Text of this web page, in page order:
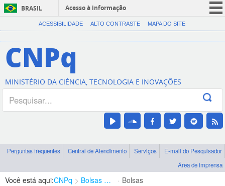
BRASIL
Acesso à informação
CORONAVÍRUS (COVID-19)
Canais
ACESSIBILIDADE ALTO CONTRASTE MAPA DO SITE
CNPq
MINISTÉRIO DA CIÊNCIA, TECNOLOGIA E INOVAÇÕES
Perguntas frequentes Central de Atendimento Serviços
E-mail do Pesquisador
Área de imprensa
Você está aqui:CNPq Bolsas e Auxílios Vigentes Bolsas